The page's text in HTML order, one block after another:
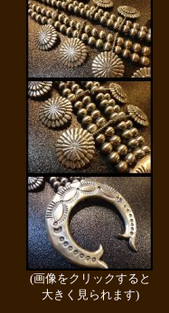
(画像をクリックすると
大きく見られます)